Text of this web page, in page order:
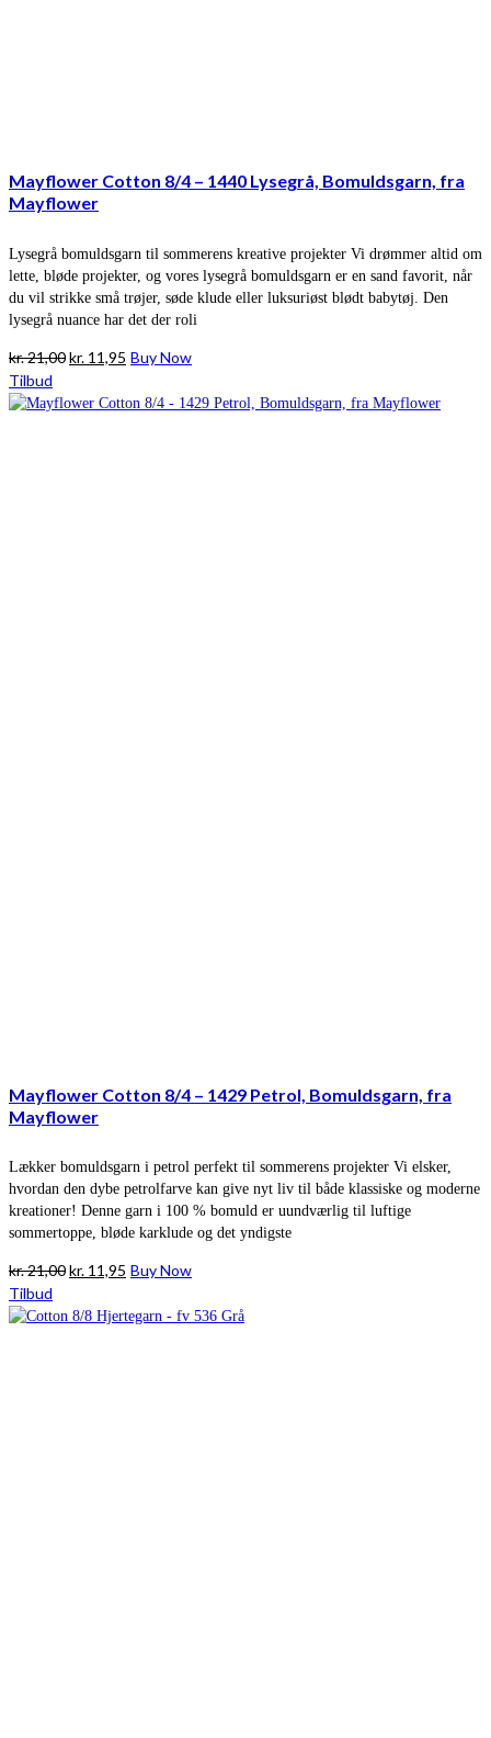
Mayflower Cotton 8/4 – 1440 Lysegrå, Bomuldsgarn, fra
Mayflower
Lysegrå bomuldsgarn til sommerens kreative projekter Vi drømmer altid om
lette, bløde projekter, og vores lysegrå bomuldsgarn er en sand favorit, når
du vil strikke små trøjer, søde klude eller luksuriøst blødt babytøj. Den
lysegrå nuance har det der roli
kr.21,00Den
pris
kr. 11,95 Den
pris
Buy Now
Tilbud
Mayflower Cotton 8/4 – 1429 Petrol, Bomuldsgarn, fra
Mayflower
Lækker bomuldsgarn i petrol perfekt til sommerens projekter Vi elsker,
hvordan den dybe petrolfarve kan give nyt liv til både klassiske og moderne
kreationer! Denne garn i 100 % bomuld er uundværlig til luftige
sommertoppe, bløde karklude og det yndigste
kr.21,00Den
pris
kr. 11,95 Den
pris
Buy Now
Tilbud